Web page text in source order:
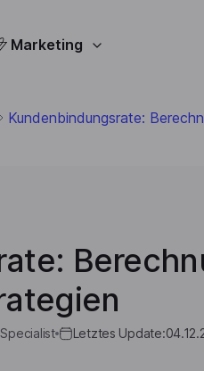
Marketing
Kundenbindungsrate:
Letztes Update: